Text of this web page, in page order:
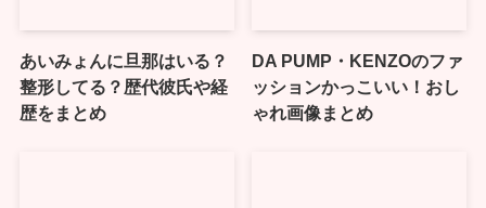
あいみょんに旦那はいる？
整形してる？歴代彼氏や経
歴をまとめ
DA PUMP・KENZOのファ
ッションかっこいい！おし
ゃれ画像まとめ